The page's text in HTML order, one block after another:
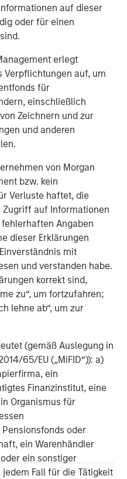
auf dieser
oder für einen
erlegt
Verpflichtungen auf, um
für
einschließlich
Zeichnern und zur
und anderen
von Morgan
bzw. kein
Verluste haftet, die
Zugriff auf Informationen
Angaben
dieser Erklärungen
mit
und verstanden habe.
korrekt sind,
zu“, um fortzufahren;
lehne ab“, um zur
(gemäß Auslegung in
65/EU („MiFID“)): a)
ein
Finanzinstitut, eine
Organismus für
oder
ein Warenhändler
ein sonstiger
Fall für die Tätigkeit
Investing, a team within
is focused on
capital with the flexibility
Management
together with
has more than 658
the world and $471
or supervision as of
Investment
outstanding long-term
and a comprehensive
solutions to a diverse
institutions,
For further
Investment
im.
leading global financial
banking, securities,
41 countries, the
worldwide including
and individuals.
Stanley, please
.
an investment platform
likely illiquid investments.